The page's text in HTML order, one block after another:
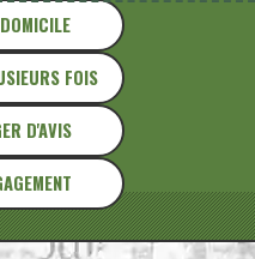
FOIS
D'AVIS